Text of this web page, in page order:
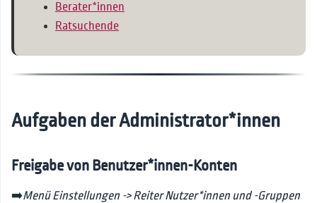
Berater*innen
Ratsuchende
Aufgaben der Administrator*innen
Freigabe von Benutzer*innen-Konten
➡️Menü Einstellungen -> Reiter Nutzer*innen und -Gruppen